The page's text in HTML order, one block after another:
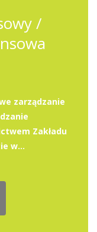
/
zarządzanie
Zakładu
w...